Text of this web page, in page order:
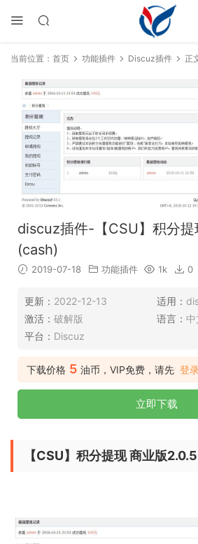
当前位置： 首页 功能插件 Discuz插件 正
discuz插件-【CSU】积分
(cash)
2019-07-18 功能插件 1k 0
更新： 2022-12-13 适用：
激活： 破解版 语言：
平台： Discuz
下载价格 5 油币，VIP免费，请先 登
立即下载
【CSU】积分提现 商业版2.0.5